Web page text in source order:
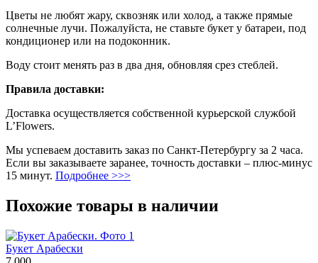
Цветы не любят жару, сквозняк или холод, а также прямые
солнечные лучи. Пожалуйста, не ставьте букет у батареи, под
кондиционер или на подоконник.
Воду стоит менять раз в два дня, обновляя срез стеблей.
Правила доставки:
Доставка осуществляется собственной курьерской службой
L’Flowers.
Мы успеваем доставить заказ по Санкт-Петербургу за 2 часа.
Если вы заказываете заранее, точность доставки – плюс-минус
15 минут. Подробнее >>>
Похожие товары в наличии
Букет Арабески